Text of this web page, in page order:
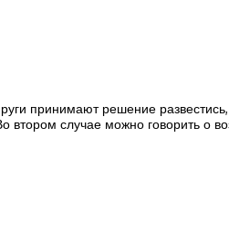
принимают решение развестись,
случае можно говорить о